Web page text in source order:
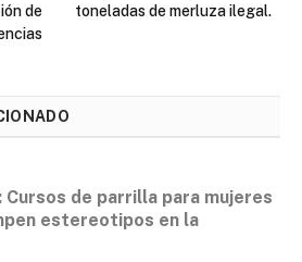
de
toneladas de merluza ilegal.
Cursos de parrilla para mujeres
estereotipos en la